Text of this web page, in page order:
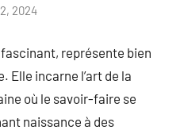
2024
représente bien
Elle incarne l’art de la
où le savoir-faire se
naissance à des